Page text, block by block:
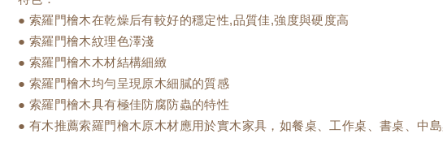
● 索羅門檜木在乾燥后有較好的穩定性,品質佳,強度與硬度高
● 索羅門檜木紋理色澤淺
● 索羅門檜木木材結構細緻
● 索羅門檜木均勻呈現原木細膩的質感
● 索羅門檜木具有極佳防腐防蟲的特性
● 有木推薦索羅門檜木原木材應用於實木家具，如餐桌、工作桌、書桌、中